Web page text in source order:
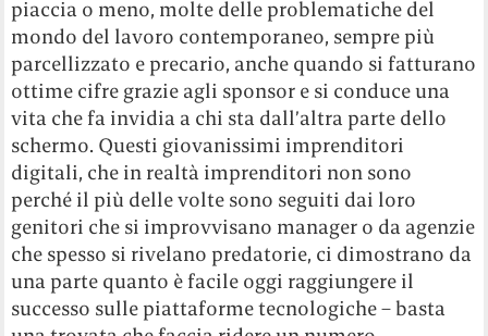
piaccia o meno, molte delle problematiche del
mondo del lavoro contemporaneo, sempre più
parcellizzato e precario, anche quando si fatturano
ottime cifre grazie agli sponsor e si conduce una
vita che fa invidia a chi sta dall’altra parte dello
schermo. Questi giovanissimi imprenditori
digitali, che in realtà imprenditori non sono
perché il più delle volte sono seguiti dai loro
genitori che si improvvisano manager o da agenzie
che spesso si rivelano predatorie, ci dimostrano da
una parte quanto è facile oggi raggiungere il
successo sulle piattaforme tecnologiche – basta